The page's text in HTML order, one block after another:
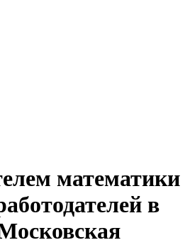
математики
в